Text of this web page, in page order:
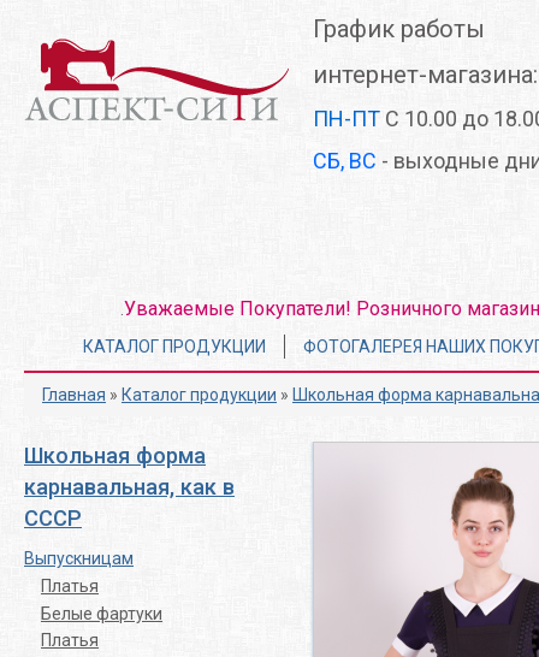
основному
содержанию
График работы
интернет-магазина:
ПН-ПТ С 10.00 до
СБ, ВС - выходные
Уважаемые Покупатели! Розничного
Главное
меню
КАТАЛОГ ПРОДУКЦИИ ФОТОГАЛЕРЕЯ НАШИХ
Главная » Каталог продукции » Школьная форма
Школьная форма
карнавальная, как в
СССР
Выпускницам
Платья
Белые фартуки
Платья